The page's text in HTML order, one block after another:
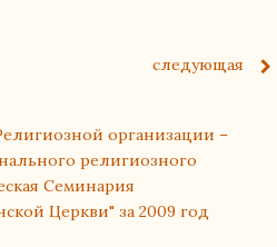
следующая
организации –
религиозного
Семинария
Церкви" за 2009 год